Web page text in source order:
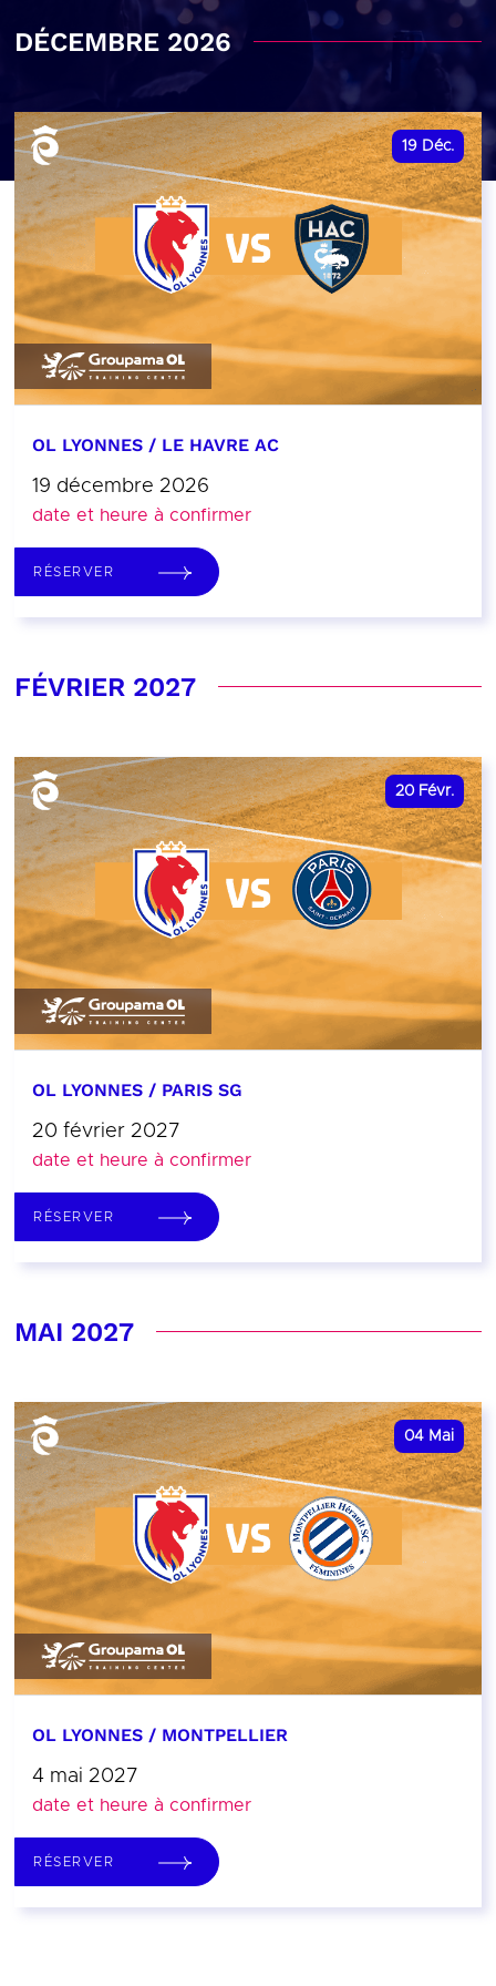
DÉCEMBRE 2026
19 Déc.
OL LYONNES / LE HAVRE AC
19 décembre 2026
date et heure à confirmer
RÉSERVER
FÉVRIER 2027
20 Févr.
OL LYONNES / PARIS SG
20 février 2027
date et heure à confirmer
RÉSERVER
MAI 2027
04 Mai
OL LYONNES / MONTPELLIER
4 mai 2027
date et heure à confirmer
RÉSERVER